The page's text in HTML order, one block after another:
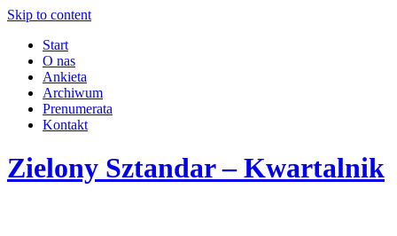
Skip to content
Start
O nas
Ankieta
Archiwum
Prenumerata
Kontakt
Zielony Sztandar – Kwartalnik